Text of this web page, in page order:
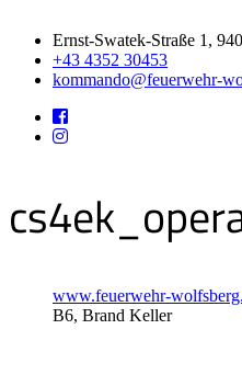
Ernst-Swatek-Straße 1,
+43 4352 30453
kommando@feuerwehr-
www.feuerwehr-
B6, Brand Keller